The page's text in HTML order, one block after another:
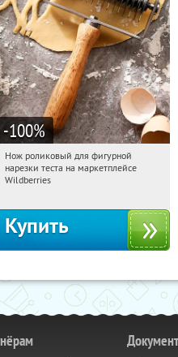
-100%
01:18:57 Получили:
Россия
Нож роликовый для фигурной
нарезки теста на маркетплейсе
Wildberries
Купить